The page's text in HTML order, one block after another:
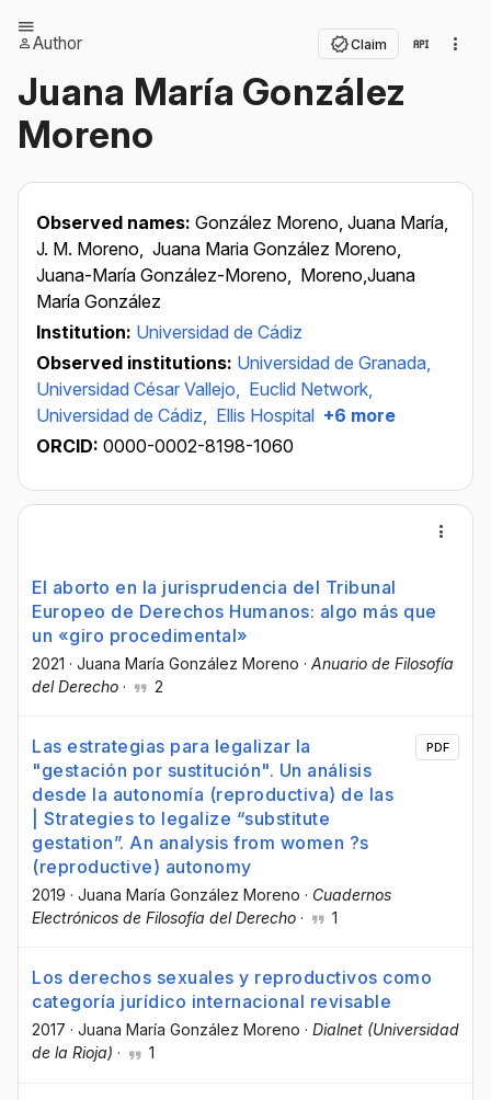
Author Claim
Juana María González
Moreno
Observed names: González Moreno, Juana María,
J. M. Moreno, Juana Maria González Moreno,
Juana-María González-Moreno, Moreno,Juana
María González
Institution: Universidad de Cádiz
Observed institutions: Universidad de Granada,
Universidad César Vallejo, Euclid Network,
Universidad de Cádiz, Ellis Hospital +6 more
ORCID: 0000-0002-8198-1060
El aborto en la jurisprudencia del Tribunal
Europeo de Derechos Humanos: algo más que
un «giro procedimental»
2021 · Juana María González Moreno · Anuario de Filosofía
del Derecho · 2
Las estrategias para legalizar la
"gestación por sustitución". Un análisis
desde la autonomía (reproductiva) de las
| Strategies to legalize “substitute
gestation”. An analysis from women ?s
(reproductive) autonomy
2019 · Juana María González Moreno · Cuadernos
Electrónicos de Filosofía del Derecho · 1
PDF
Los derechos sexuales y reproductivos como
categoría jurídico internacional revisable
2017 · Juana María González Moreno · Dialnet (Universidad
de la Rioja) · 1